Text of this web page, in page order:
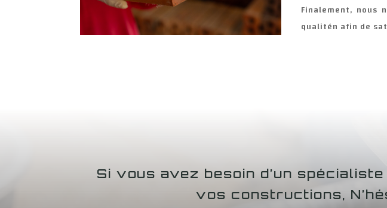
Finalement, nous
qualitén afin de
Si vous avez besoin d’un
vos constructions,